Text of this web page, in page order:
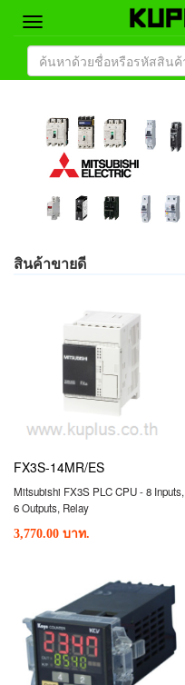
Home
Product
สินค้าขายดี
FX3S-14MR/ES
Mitsubishi FX3S PLC CPU - 8 Inputs,
6 Outputs, Relay
3,770.00 บาท.